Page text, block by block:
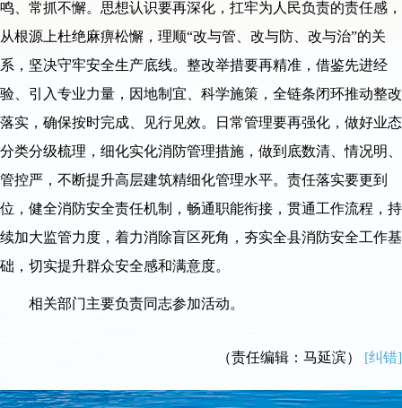
鸣、常抓不懈。思想认识要再深化，扛牢为人民负责的责任感，
从根源上杜绝麻痹松懈，理顺“改与管、改与防、改与治”的关
系，坚决守牢安全生产底线。整改举措要再精准，借鉴先进经
验、引入专业力量，因地制宜、科学施策，全链条闭环推动整改
落实，确保按时完成、见行见效。日常管理要再强化，做好业态
分类分级梳理，细化实化消防管理措施，做到底数清、情况明、
管控严，不断提升高层建筑精细化管理水平。责任落实要更到
位，健全消防安全责任机制，畅通职能衔接，贯通工作流程，持
续加大监管力度，着力消除盲区死角，夯实全县消防安全工作基
础，切实提升群众安全感和满意度。
相关部门主要负责同志参加活动。
（责任编辑：马延滨） [纠错]